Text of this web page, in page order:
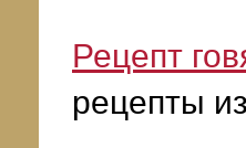
Рецепт
рецепты